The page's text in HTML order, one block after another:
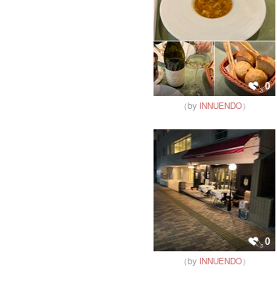
0
（by INNUENDO）
0
（by INNUENDO）